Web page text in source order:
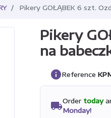
Pikery GOŁĄBEK 6 szt.
Pikery
na
infoReference
local_shippingOrder today
Monday!